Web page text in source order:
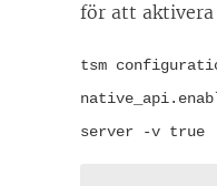
för att aktivera
tsm
server -v true